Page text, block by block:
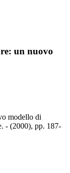
un nuovo
modello di
- (2000), pp. 187-